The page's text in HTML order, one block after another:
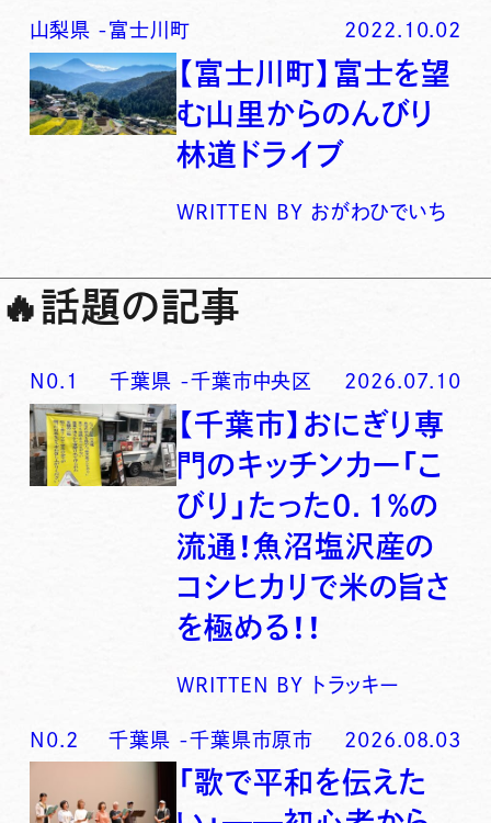
山梨県 -富士川町 2022.10.02
【富士川町】富士を望
む山里からのんびり
林道ドライブ
WRITTEN BY おがわひでいち
🔥話題の記事
N0. 1 千葉県 -千葉市中央区 2026.07.10
【千葉市】おにぎり専
門のキッチンカー「こ
びり」たった0．1％の
流通！魚沼塩沢産の
コシヒカリで米の旨さ
を極める！！
WRITTEN BY トラッキー
N0. 2 千葉県 -千葉県市原市 2026.08.03
「歌で平和を伝えた